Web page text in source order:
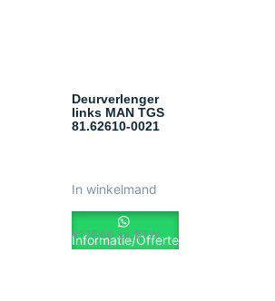
Deurverlenger
links MAN TGS
81.62610-0021
€175.00 ex. BTW
In winkelmand
Informatie/Offerte